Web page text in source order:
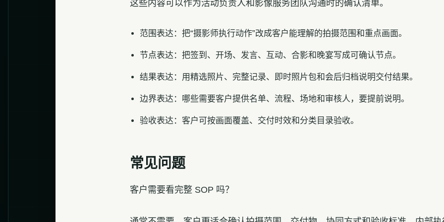
这些内容可以作为活动负责人和影像服务团队沟通时的确认清单。
范围表达：把“摄影师执行动作”改成客户能理解的拍摄范围和重点画面。
节点表达：把签到、开场、发言、互动、合影和晚宴写成可确认节点。
结果表达：用精选照片、完整记录、即时照片包和会后归档说明交付结果。
边界表达：哪些需要客户提供名单、流程、场地和审核人，要提前说明。
验收表达：客户可按画面覆盖、交付时效和分类目录验收。
常见问题
客户需要看完整 SOP 吗？